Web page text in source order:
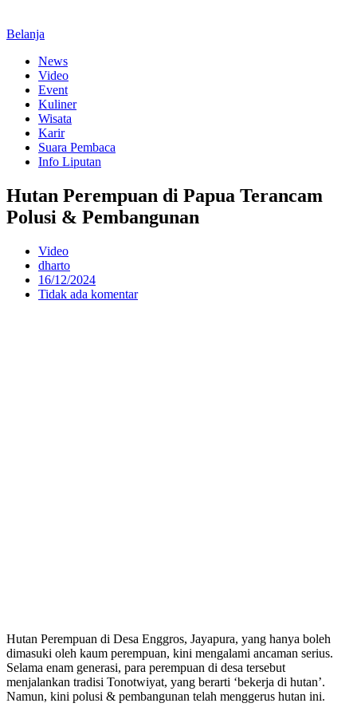
Belanja
News
Video
Event
Kuliner
Wisata
Karir
Suara Pembaca
Info Liputan
Hutan Perempuan di Papua Terancam
Polusi & Pembangunan
Video
dharto
16/12/2024
Tidak ada komentar
Hutan Perempuan di Desa Enggros, Jayapura, yang hanya boleh
dimasuki oleh kaum perempuan, kini mengalami ancaman serius.
Selama enam generasi, para perempuan di desa tersebut
menjalankan tradisi Tonotwiyat, yang berarti ‘bekerja di hutan’.
Namun, kini polusi & pembangunan telah menggerus hutan ini.